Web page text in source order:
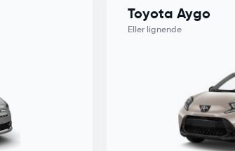
Toyota Aygo
Eller lignende